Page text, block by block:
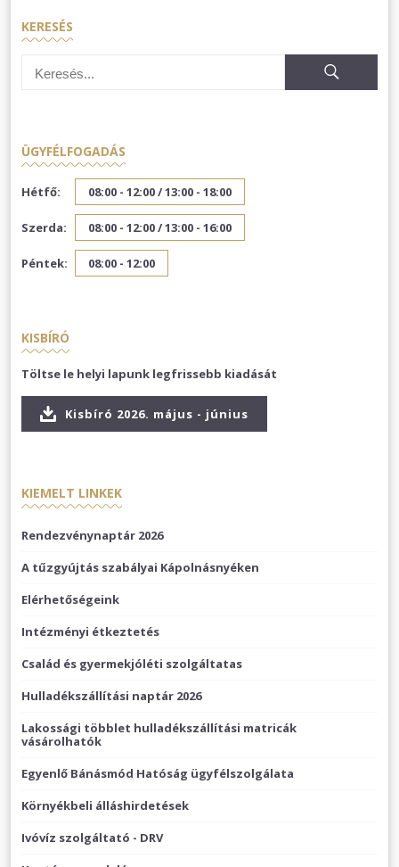
KERESÉS
ÜGYFÉLFOGADÁS
Hétfő: 08:00 - 12:00 /13:00 - 18:00
Szerda: 08:00 - 12:00 /13:00 - 16:00
Péntek: 08:00 - 12:00
KISBÍRÓ
Töltse le helyi lapunk legfrissebb kiadását
Kisbíró 2026. május - június
KIEMELT LINKEK
Rendezvénynaptár 2026
A tűzgyújtás szabályai Kápolnásnyéken
Elérhetőségeink
Intézményi étkeztetés
Család és gyermekjóléti szolgáltatas
Hulladékszállítási naptár 2026
Lakossági többlet hulladékszállítási matricák
vásárolhatók
Egyenlő Bánásmód Hatóság ügyfélszolgálata
Környékbeli álláshirdetések
Ivóvíz szolgáltató - DRV